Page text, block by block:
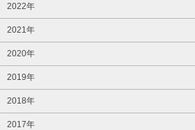
2022年
2021年
2020年
2019年
2018年
2017年